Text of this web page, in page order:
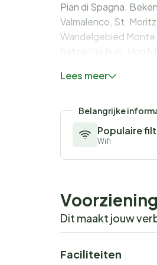
Pian di Spagna.
Valmalenco, St.
Wandelgebied Monte
hetzelfde huis.
Lees meer
Belangrijke
Populaire
Wifi
Dit maakt jouw
Faciliteiten